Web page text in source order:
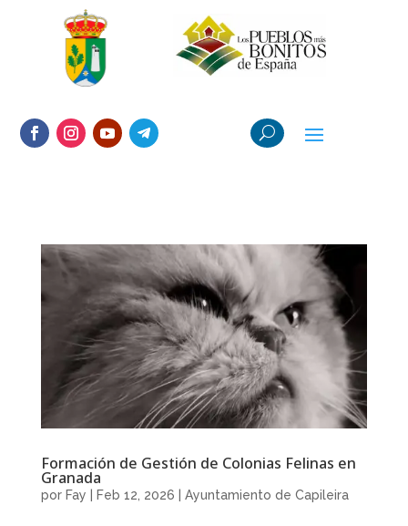
Formación de Gestión de Colonias Felinas en
Granada
por Fay | Feb 12, 2026 | Ayuntamiento de Capileira